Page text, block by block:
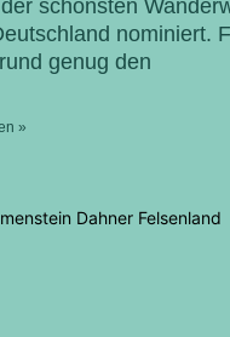
schönsten
nominiert.
genug den
»